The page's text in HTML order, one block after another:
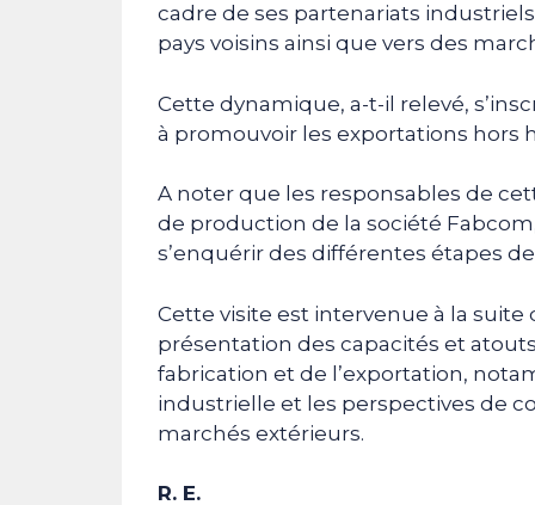
cadre de ses partenariats
pays voisins ainsi que vers des
Cette dynamique, a-t-il relevé,
à promouvoir les exportations hors
A noter que les responsables de
de production de la société
s’enquérir des différentes étapes
Cette visite est intervenue à la suite
présentation des capacités et
fabrication et de l’exportation,
industrielle et les perspectives de
marchés extérieurs.
R. E.